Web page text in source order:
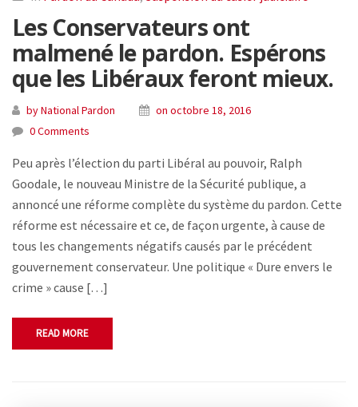
Les Conservateurs ont
malmené le pardon. Espérons
que les Libéraux feront mieux.
by National Pardon
on octobre 18, 2016
0 Comments
Peu après l’élection du parti Libéral au pouvoir, Ralph
Goodale, le nouveau Ministre de la Sécurité publique, a
annoncé une réforme complète du système du pardon. Cette
réforme est nécessaire et ce, de façon urgente, à cause de
tous les changements négatifs causés par le précédent
gouvernement conservateur. Une politique « Dure envers le
crime » cause […]
READ MORE